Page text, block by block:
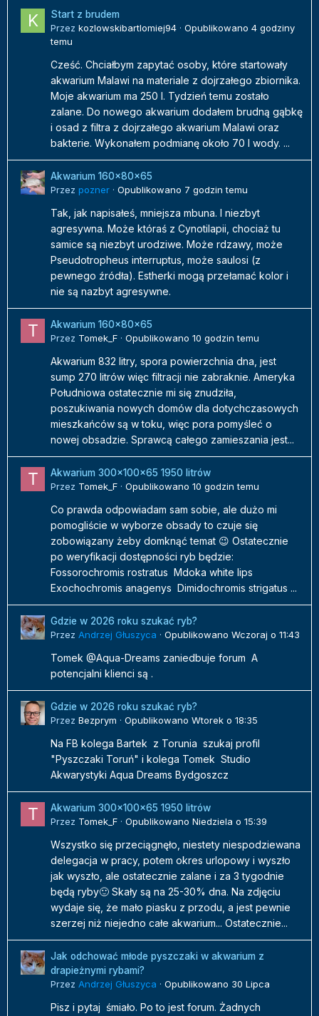
Start z brudem
Przez kozlowskibartlomiej94 · Opublikowano 4 godziny
temu
Cześć. Chciałbym zapytać osoby, które startowały
akwarium Malawi na materiale z dojrzałego zbiornika.
Moje akwarium ma 250 l. Tydzień temu zostało
zalane. Do nowego akwarium dodałem brudną gąbkę
i osad z filtra z dojrzałego akwarium Malawi oraz
bakterie. Wykonałem podmianę około 70 l wody. ...
Akwarium 160x80x65
Przez pozner · Opublikowano 7 godzin temu
Tak, jak napisałeś, mniejsza mbuna. I niezbyt
agresywna. Może któraś z Cynotilapii, chociaż tu
samice są niezbyt urodziwe. Może rdzawy, może
Pseudotropheus interruptus, może saulosi (z
pewnego źródła). Estherki mogą przełamać kolor i
nie są nazbyt agresywne.
Akwarium 160x80x65
Przez Tomek_F · Opublikowano 10 godzin temu
Akwarium 832 litry, spora powierzchnia dna, jest
sump 270 litrów więc filtracji nie zabraknie. Ameryka
Południowa ostatecznie mi się znudziła,
poszukiwania nowych domów dla dotychczasowych
mieszkańców są w toku, więc pora pomyśleć o
nowej obsadzie. Sprawcą całego zamieszania jest...
Akwarium 300x100x65 1950 litrów
Przez Tomek_F · Opublikowano 10 godzin temu
Co prawda odpowiadam sam sobie, ale dużo mi
pomogliście w wyborze obsady to czuje się
zobowiązany żeby domknąć temat 😉 Ostatecznie
po weryfikacji dostępności ryb będzie:
Fossorochromis rostratus Mdoka white lips
Exochochromis anagenys Dimidochromis strigatus ...
Gdzie w 2026 roku szukać ryb?
Przez Andrzej Głuszyca · Opublikowano Wczoraj o 11:43
Tomek @Aqua-Dreams zaniedbuje forum A
potencjalni klienci są .
Gdzie w 2026 roku szukać ryb?
Przez Bezprym · Opublikowano Wtorek o 18:35
Na FB kolega Bartek z Torunia szukaj profil
"Pyszczaki Toruń" i kolega Tomek Studio
Akwarystyki Aqua Dreams Bydgoszcz
Akwarium 300x100x65 1950 litrów
Przez Tomek_F · Opublikowano Niedziela o 15:39
Wszystko się przeciągnęło, niestety niespodziewana
delegacja w pracy, potem okres urlopowy i wyszło
jak wyszło, ale ostatecznie zalane i za 3 tygodnie
będą ryby🙂 Skały są na 25-30% dna. Na zdjęciu
wydaje się, że mało piasku z przodu, a jest pewnie
szerzej niż niejedno całe akwarium... Ostatecznie...
Jak odchować młode pyszczaki w akwarium z
drapieżnymi rybami?
Przez Andrzej Głuszyca · Opublikowano 30 Lipca
Pisz i pytaj śmiało. Po to jest forum. Żadnych